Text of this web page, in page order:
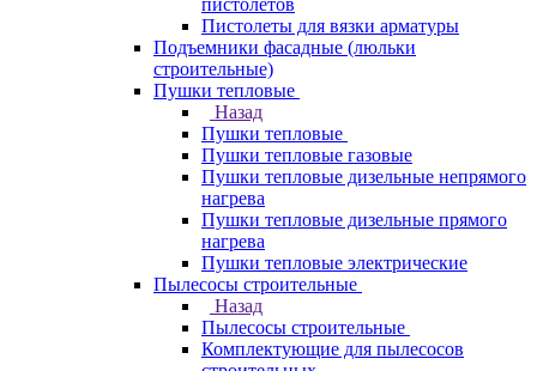
пистолетов
Пистолеты для вязки арматуры
Подъемники фасадные (люльки
строительные)
Пушки тепловые
Назад
Пушки тепловые
Пушки тепловые газовые
Пушки тепловые дизельные непрямого
нагрева
Пушки тепловые дизельные прямого
нагрева
Пушки тепловые электрические
Пылесосы строительные
Назад
Пылесосы строительные
Комплектующие для пылесосов